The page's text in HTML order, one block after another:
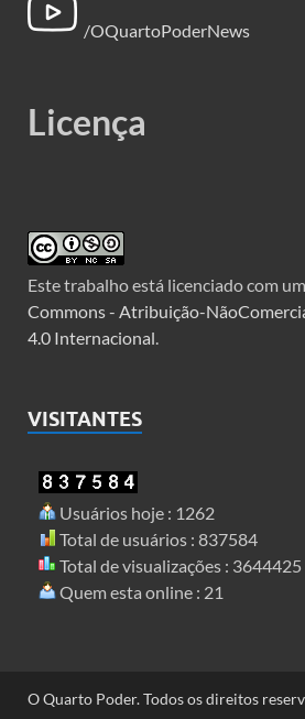
/OQuartoPoderNews
Licença
Este trabalho está licenciado com
Commons - Atribuição-
4.0 Internacional.
VISITANTES
Usuários hoje : 1262
Total de usuários : 837584
Total de visualizações : 3644425
Quem esta online : 21
O Quarto Poder. Todos os direitos